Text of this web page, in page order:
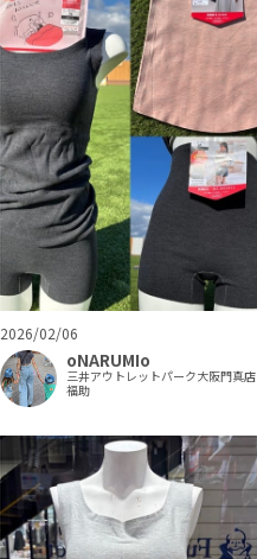
2026/02/06
oNARUMIo
三井アウトレットパーク大阪門真店
福助